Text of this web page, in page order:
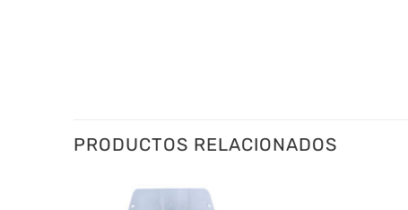
PRODUCTOS RELACIONADOS